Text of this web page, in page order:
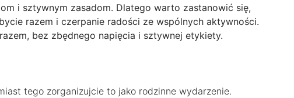
i sztywnym zasadom. Dlatego warto zastanowić się,
razem i czerpanie radości ze wspólnych aktywności.
bez zbędnego napięcia i sztywnej etykiety.
tego zorganizujcie to jako rodzinne wydarzenie.